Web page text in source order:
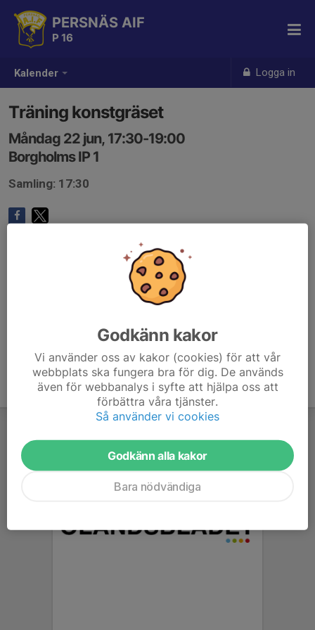
Kalender Logga in
PERSNÄS AIF
P 16
Träning konstgräset
Måndag 22 jun, 17:30-19:00
Borgholms IP 1
Samling: 17:30
Godkänn kakor
Vi använder oss av kakor (cookies) för att vår
webbplats ska fungera bra för dig. De används
även för webbanalys i syfte att hjälpa oss att
förbättra våra tjänster.
Så använder vi cookies
Godkänn alla kakor
Bara nödvändiga